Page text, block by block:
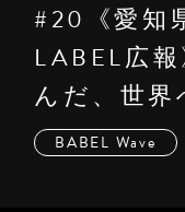
#20《愛知
LABEL広
んだ、世界
BABEL Wave